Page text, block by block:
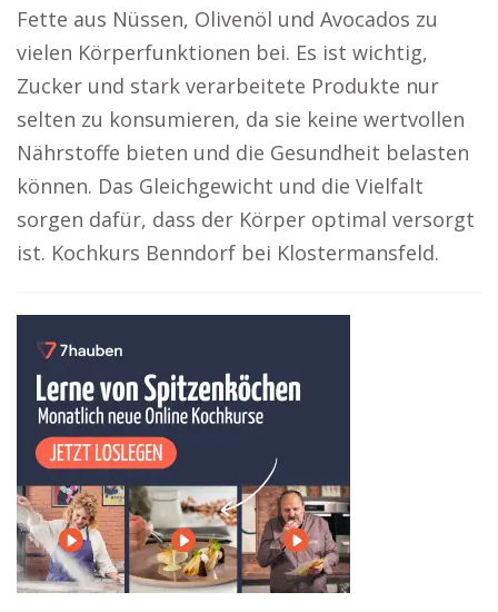
Fette aus Nüssen, Olivenöl und Avocados zu
vielen Körperfunktionen bei. Es ist wichtig,
Zucker und stark verarbeitete Produkte nur
selten zu konsumieren, da sie keine wertvollen
Nährstoffe bieten und die Gesundheit belasten
können. Das Gleichgewicht und die Vielfalt
sorgen dafür, dass der Körper optimal versorgt
ist. Kochkurs Benndorf bei Klostermansfeld.